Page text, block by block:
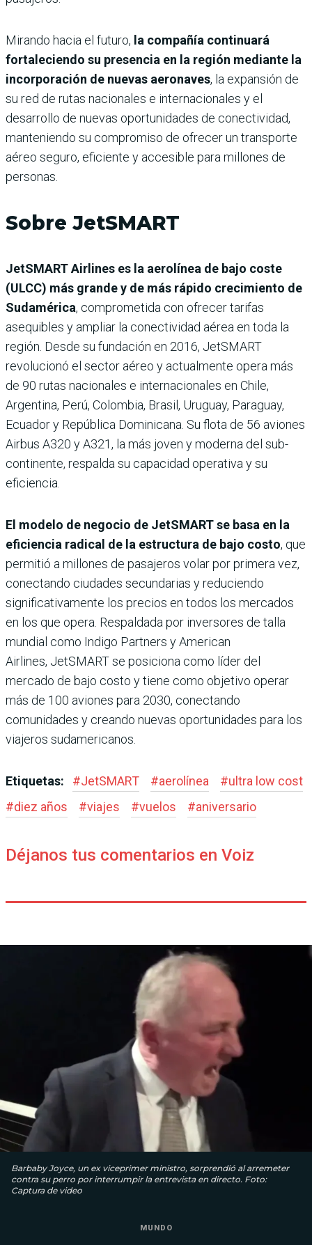
Mirando hacia el futuro, la compañía continuará
fortaleciendo su presencia en la región mediante la
incorporación de nuevas aeronaves, la expansión de
su red de rutas nacionales e internacionales y el
desarrollo de nuevas oportunidades de conectividad,
manteniendo su compromiso de ofrecer un transporte
aéreo seguro, eficiente y accesible para millones de
personas.
Sobre JetSMART
JetSMART Airlines es la aerolínea de bajo coste
(ULCC) más grande y de más rápido crecimiento de
Sudamérica, comprometida con ofrecer tarifas
asequibles y ampliar la conectividad aérea en toda la
región. Desde su fundación en 2016, JetSMART
revolucionó el sector aéreo y actualmente opera más
de 90 rutas nacionales e internacionales en Chile,
Argentina, Perú, Colombia, Brasil, Uruguay, Paraguay,
Ecuador y República Dominicana. Su flota de 56 aviones
Airbus A320 y A321, la más joven y moderna del sub-
continente, respalda su capacidad operativa y su
eficiencia.
El modelo de negocio de JetSMART se basa en la
eficiencia radical de la estructura de bajo costo, que
permitió a millones de pasajeros volar por primera vez,
conectando ciudades secundarias y reduciendo
significativamente los precios en todos los mercados
en los que opera. Respaldada por inversores de talla
mundial como Indigo Partners y American
Airlines, JetSMART se posiciona como líder del
mercado de bajo costo y tiene como objetivo operar
más de 100 aviones para 2030, conectando
comunidades y creando nuevas oportunidades para los
viajeros sudamericanos.
Etiquetas: #JetSMART #aerolínea #ultra low cost
#diez años #viajes #vuelos #aniversario
Déjanos tus comentarios en Voiz
Barbaby Joyce, un ex viceprimer ministro, sorprendió al arremeter
contra su perro por interrumpir la entrevista en directo. Foto:
Captura de video
MUNDO